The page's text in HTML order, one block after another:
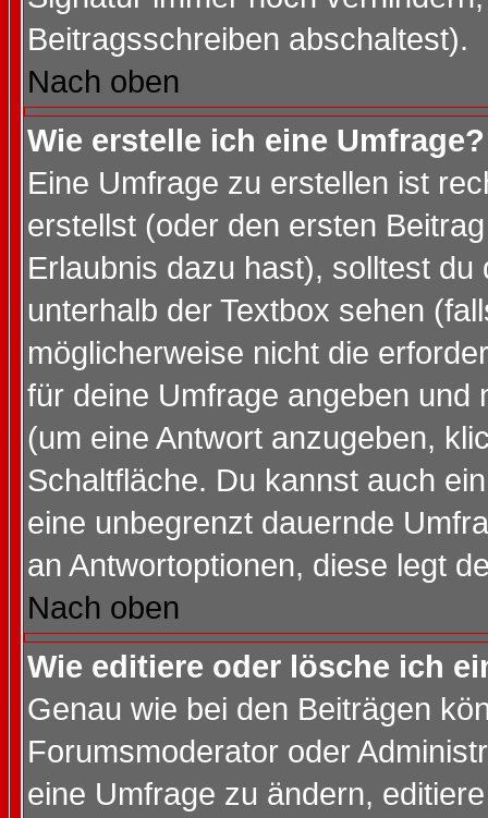
Beitragsschreiben abschaltest).
Nach oben
Wie erstelle ich eine Umfrage?
Eine Umfrage zu erstellen ist
erstellst (oder den ersten
Erlaubnis dazu hast), solltest
unterhalb der Textbox sehen
möglicherweise nicht die
für deine Umfrage angeben und
(um eine Antwort anzugeben,
Schaltfläche. Du kannst auch
eine unbegrenzt dauernde
an Antwortoptionen, diese legt
Nach oben
Wie editiere oder lösche ich
Genau wie bei den Beiträgen
Forumsmoderator oder
eine Umfrage zu ändern,